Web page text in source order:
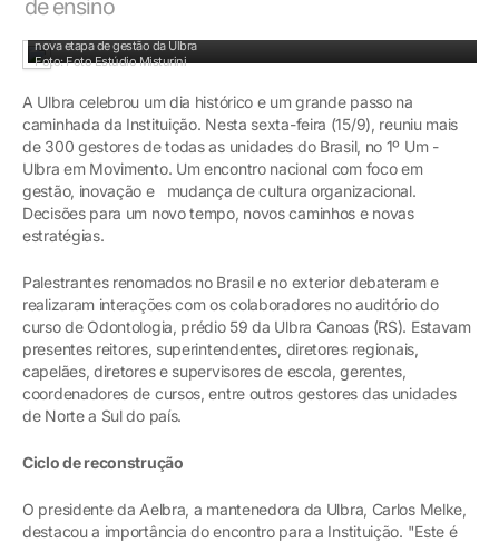
de ensino
nova etapa de gestão da Ulbra
Foto: Foto Estúdio Misturini
A Ulbra celebrou um dia histórico e um grande passo na
caminhada da Instituição. Nesta sexta-feira (15/9), reuniu mais
de 300 gestores de todas as unidades do Brasil, no 1º Um -
Ulbra em Movimento. Um encontro nacional com foco em
gestão, inovação e mudança de cultura organizacional.
Decisões para um novo tempo, novos caminhos e novas
estratégias.
Palestrantes renomados no Brasil e no exterior debateram e
realizaram interações com os colaboradores no auditório do
curso de Odontologia, prédio 59 da Ulbra Canoas (RS). Estavam
presentes reitores, superintendentes, diretores regionais,
capelães, diretores e supervisores de escola, gerentes,
coordenadores de cursos, entre outros gestores das unidades
de Norte a Sul do país.
Ciclo de reconstrução
O presidente da Aelbra, a mantenedora da Ulbra, Carlos Melke,
destacou a importância do encontro para a Instituição. "Este é